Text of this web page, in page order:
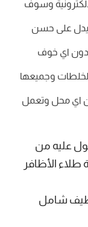
وسوف
5 نجوم وذلك يدل على حسن
دون اي خوف
وجميعها
اي محل وتعمل
عليه من
طلاء الأظافر
شامل